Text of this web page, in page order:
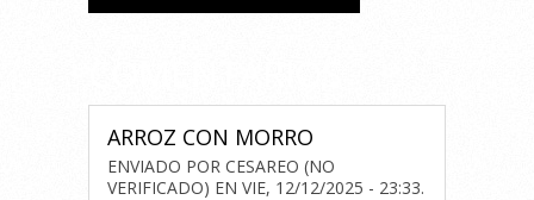
ARROZ CON MORRO
ENVIADO POR CESAREO (NO
VERIFICADO) EN VIE, 12/12/2025 - 23:33.